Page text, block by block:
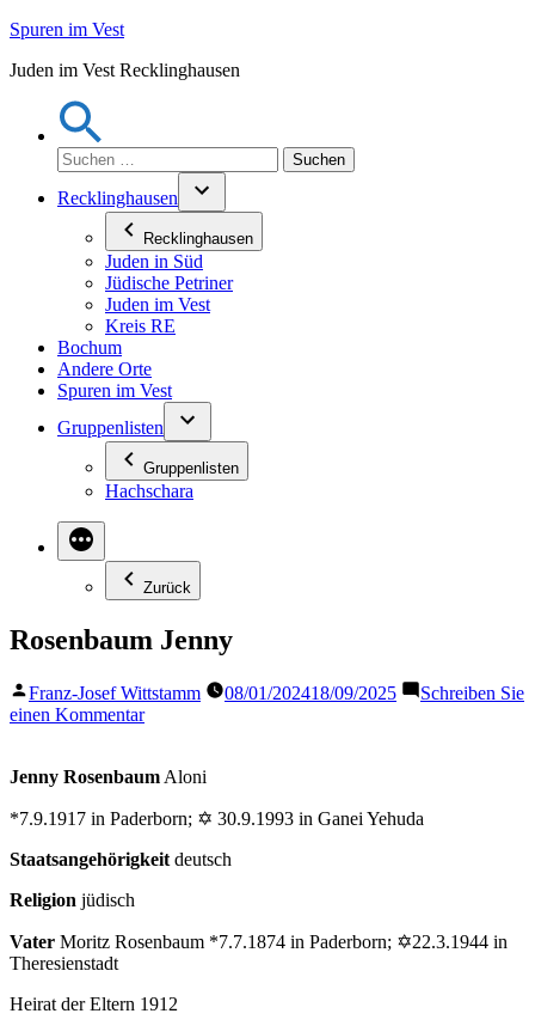
Zum
springen
Spuren im Vest
Juden im Vest Recklinghausen
Suchen
nach:
Recklinghausen
Recklinghausen
Juden in Süd
Jüdische Petriner
Juden im Vest
Kreis RE
Bochum
Andere Orte
Spuren im Vest
Gruppenlisten
Gruppenlisten
Hachschara
Zurück
Rosenbaum Jenny
Veröffentlicht
von
Franz-Josef Wittstamm 08/01/202418/09/2025
Schreiben Sie
einen Kommentarzu
Jenny Rosenbaum Aloni
*7.9.1917 in Paderborn; ✡ 30.9.1993 in Ganei Yehuda
Staatsangehörigkeit deutsch
Religion jüdisch
Vater Moritz Rosenbaum *7.7.1874 in Paderborn; ✡22.3.1944 in
Theresienstadt
Heirat der Eltern 1912